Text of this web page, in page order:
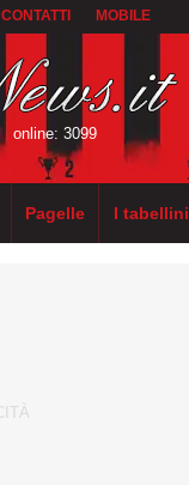
CONTATTI MOBILE
online: 3099
Pagelle I tabellini